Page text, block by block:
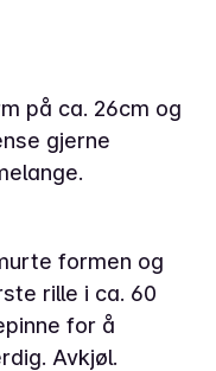
på ca. 26cm og
gjerne
formen og
rille i ca. 60
for å
Avkjøl.